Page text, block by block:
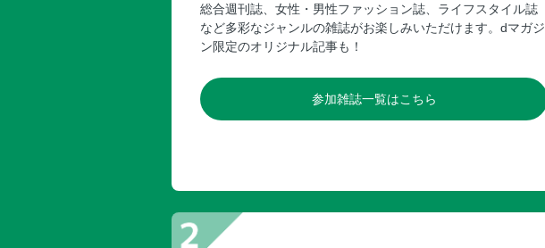
総合週刊誌、女性・男性ファッション誌、ライフスタイル誌
など多彩なジャンルの雑誌がお楽しみいただけます。dマガジ
ン限定のオリジナル記事も！
参加雑誌一覧はこちら